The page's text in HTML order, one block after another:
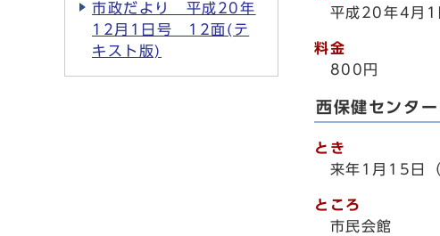
平成20年4月1
料金
800円
西保健センター
とき
来年1月15日（
ところ
市民会館
市政だより 平成20年
12月1日号 12面(テ
キスト版)